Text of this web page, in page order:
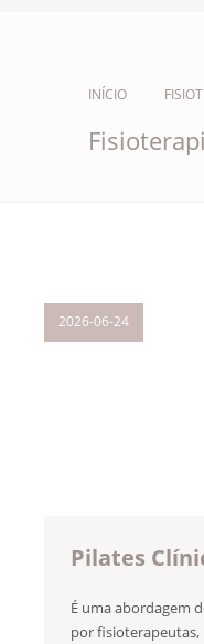
INÍCIO
2026-06-24
Pilates
É uma abordagem
por fisioterapeutas,